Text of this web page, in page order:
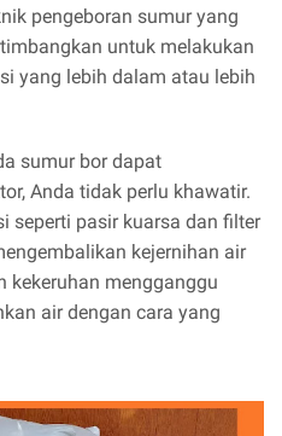
pengeboran sumur yang
untuk melakukan
yang lebih dalam atau lebih
sumur bor dapat
Anda tidak perlu khawatir.
seperti pasir kuarsa dan filter
kejernihan air
kekeruhan mengganggu
air dengan cara yang